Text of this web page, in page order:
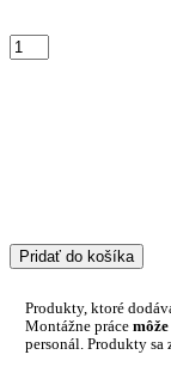
Pridať do košíka
Produkty, ktoré
Montážne práce
personál. Produkty sa